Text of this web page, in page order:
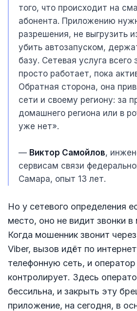
того, что происходит на
абонента. Приложению
разрешения, не выгрузить
убить автозапуском,
базу. Сетевая услуга всего
просто работает, пока
Обратная сторона, она
сети и своему региону: за
домашнего региона или в
уже нет».
— Виктор Самойлов,
сервисам связи
Самара, опыт 13 лет.
Но у сетевого определения
место, оно не видит звонки
Когда мошенник звонит
Viber, вызов идёт по
телефонную сеть, и оператор
контролирует. Здесь
бессильна, и закрыть эту
приложение, на сегодня, в